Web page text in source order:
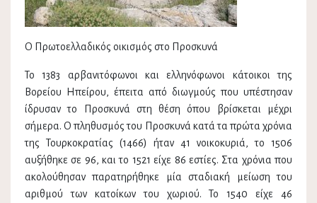
Ο Πρωτοελλαδικός οικισμός στο Προσκυνά
Το 1383 αρβανιτόφωνοι και ελληνόφωνοι κάτοικοι της
Βορείου Ηπείρου, έπειτα από διωγμούς που υπέστησαν
ίδρυσαν το Προσκυνά στη θέση όπου βρίσκεται μέχρι
σήμερα. Ο πληθυσμός του Προσκυνά κατά τα πρώτα χρόνια
της Τουρκοκρατίας (1466) ήταν 41 νοικοκυριά, το 1506
αυξήθηκε σε 96, και το 1521 είχε 86 εστίες. Στα χρόνια που
ακολούθησαν παρατηρήθηκε μία σταδιακή μείωση του
αριθμού των κατοίκων του χωριού. Το 1540 είχε 46